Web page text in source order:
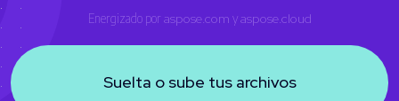
Energizado por aspose.com yaspose.cloud
Suelta o sube tus archivos